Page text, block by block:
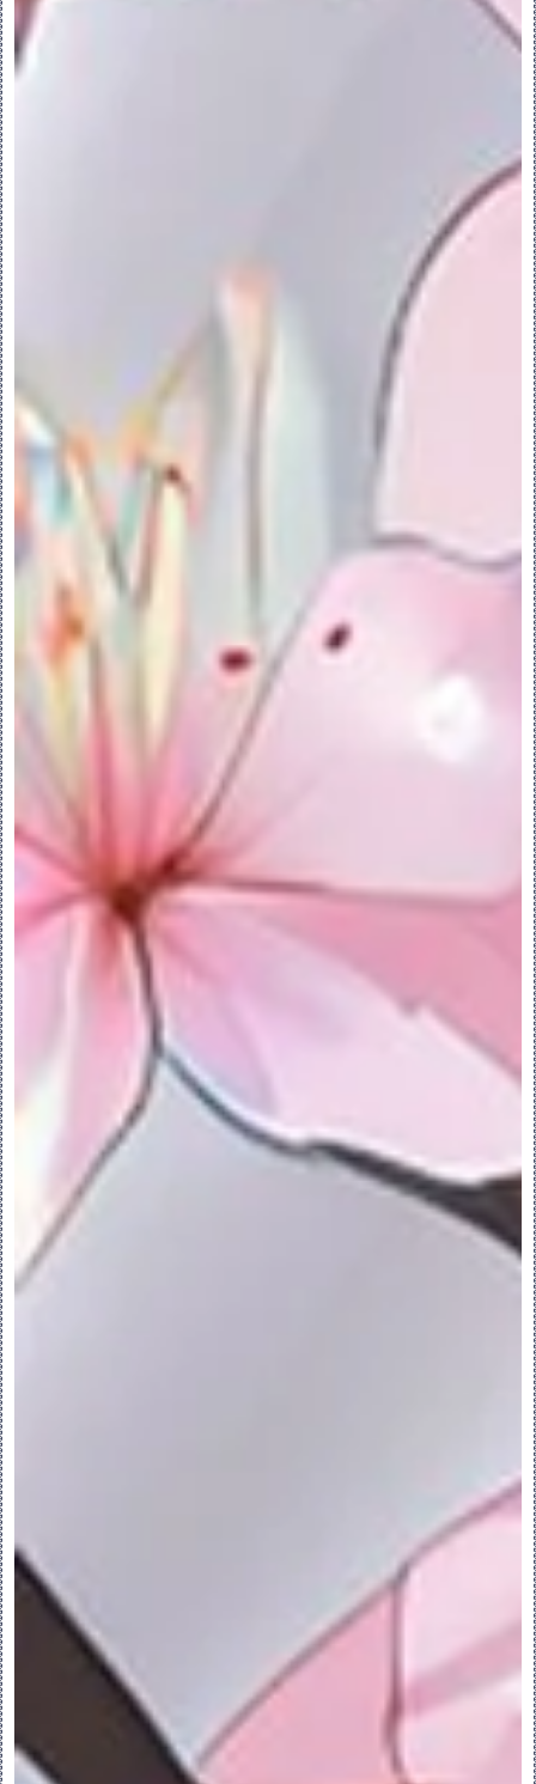
Configurable Module) - 将元件另存为
5.单击“保存副本”(Save Copy)。
10.在可配置产品中创建新可配置模块
在可配置产品中创建新可配置模块:
1.在可配置产品中，单击新建装配 。“创建元
件”(Create Component) 对话框打开。
2.在“类型”(Type) 列表中，单击“子装配”
3.在“子类型”(Sub-Type) 列表中单击“模
4.要更改默认名称，请在“文件名”(File
Name) 框中键入名称。
5.要添加公用名称，请在“公用名称”
(Common Name) 框中键入名称。
6.单击“确定”(OK)。将打开“创建选项”
(Creation Options) 对话框。
7.选择一种创建方法：
◦“从现有项复制”(Copy From Existing)
- 从现有装配复制模板。
A.单击“浏览”(Browse)。“选取模板”
(Choose Template) 对话框打开。
B.选择要作为模板使用的装配，然后单击“打
Solutions) 对话框中，从列表中选择元
件，然后单击“确定”(OK)。“元件放置”
(Component Placement) 选项卡会打
开，且元件会显示在图形窗口中。
11.将元件放置在装配中，然后单击确定 。